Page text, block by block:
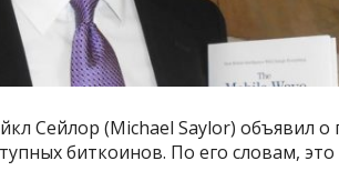
Сейлор (Michael Saylor) объявил о
биткоинов. По его словам,